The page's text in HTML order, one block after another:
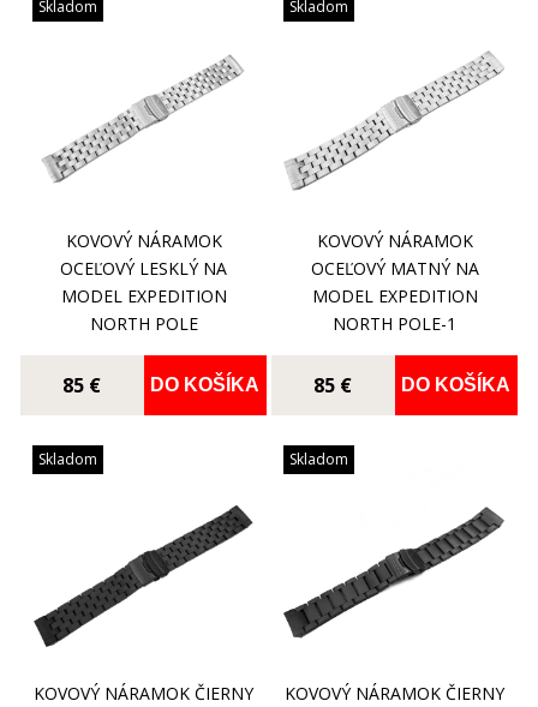
Skladom
KOVOVÝ NÁRAMOK
OCEĽOVÝ LESKLÝ NA
MODEL EXPEDITION
NORTH POLE
85 € DO KOŠÍKA
Skladom
KOVOVÝ NÁRAMOK
OCEĽOVÝ MATNÝ NA
MODEL EXPEDITION
NORTH POLE-1
85 € DO KOŠÍKA
Skladom
KOVOVÝ NÁRAMOK ČIERNY
Skladom
KOVOVÝ NÁRAMOK ČIERNY